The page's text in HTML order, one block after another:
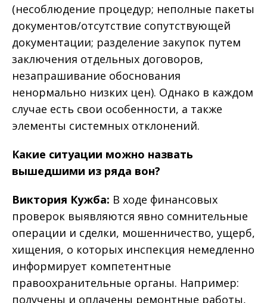
(несоблюдение процедур; неполные пакеты
документов/отсутствие сопутствующей
документации; разделение закупок путем
заключения отдельных договоров,
незапрашивание обоснования
ненормально низких цен). Однако в каждом
случае есть свои особенности, а также
элементы системных отклонений.
Какие ситуации можно назвать
вышедшими из ряда вон?
Виктория Кужба: В ходе финансовых
проверок выявляются явно сомнительные
операции и сделки, мошенничество, ущерб,
хищения, о которых инспекция немедленно
информирует компетентные
правоохранительные органы. Например:
получены и оплачены ремонтные работы,